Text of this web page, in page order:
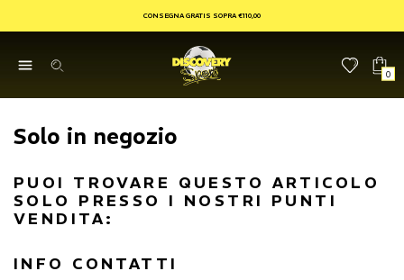
CONSEGNA GRATIS SOPRA €110,00
0
Solo in negozio
PUOI TROVARE QUESTO ARTICOLO
SOLO PRESSO I NOSTRI PUNTI
VENDITA:
INFO CONTATTI